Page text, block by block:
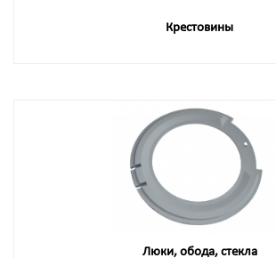
Крестовины
Люки, обода, стекла